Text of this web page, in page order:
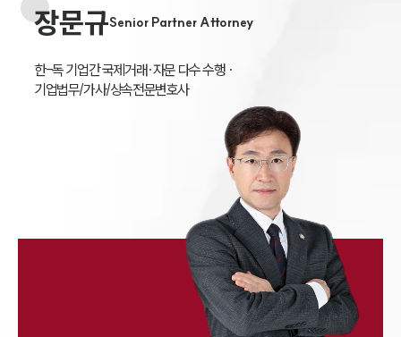
천안학교폭력변호사
천안부동산변호사
천안변호사 업무분야
천안변호사 주요 업무사례
Senior Partner Attorney
장문규
한-독 기업간 국제거래·자문 다수 수행 ·